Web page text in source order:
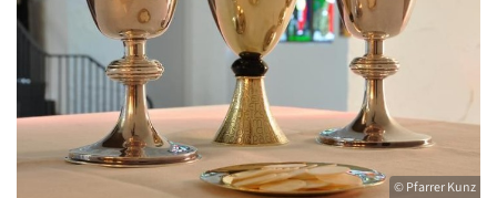
© Pfarrer Kunz